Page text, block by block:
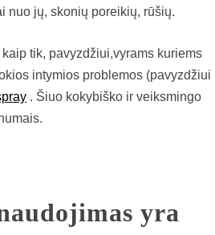
nuo jų, skonių poreikių, rūšių.
tik, pavyzdžiui,vyrams kuriems
intymios problemos (pavyzdžiui
. Šiuo kokybiško ir veiksmingo
yra